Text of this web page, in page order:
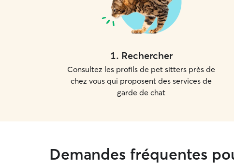
1. Rechercher
Consultez les profils de pet sitters près de
chez vous qui proposent des services de
garde de chat
Demandes fréquentes